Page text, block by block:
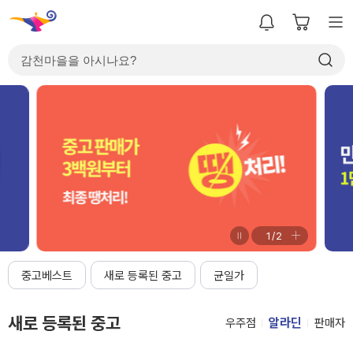
2 /2
중고베스트 새로 등록된 중고 균일가
새로 등록된 중고 우주점 알라딘 판매자